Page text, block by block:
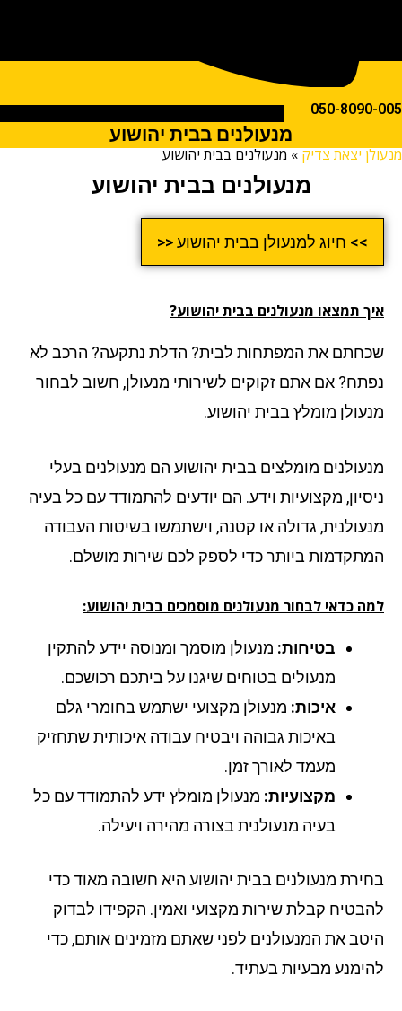
050-
מנעולנים בבית יהושוע
יצאת צדיק»מנעולנים בבית יהושוע
מנעולנים בבית יהושוע
>> חיוג למנעולן בבית יהושוע <<
תמצאו מנעולנים בבית יהושוע?
את המפתחות לבית? הדלת נתקעה? הרכב לא
אם אתם זקוקים לשירותי מנעולן, חשוב לבחור
מומלץ בבית יהושוע.
מומלצים בבית יהושוע הם מנעולנים בעלי
מקצועיות וידע. הם יודעים להתמודד עם כל בעיה
גדולה או קטנה, וישתמשו בשיטות העבודה
ביותר כדי לספק לכם שירות מושלם.
כדאי לבחור מנעולנים מוסמכים בבית יהושוע:
בטיחות:מנעולן מוסמך ומנוסה יידע להתקין
מנעולים בטוחים שיגנו על ביתכם רכושכם.
איכות:מנעולן מקצועי ישתמש בחומרי גלם
באיכות גבוהה ויבטיח עבודה איכותית שתחזיק
מעמד לאורך זמן.
מקצועיות:מנעולן מומלץ ידע להתמודד עם כל
בעיה מנעולנית בצורה מהירה ויעילה.
מנעולנים בבית יהושוע היא חשובה מאוד כדי
קבלת שירות מקצועי ואמין. הקפידו לבדוק
את המנעולנים לפני שאתם מזמינים אותם, כדי
מבעיות בעתיד.